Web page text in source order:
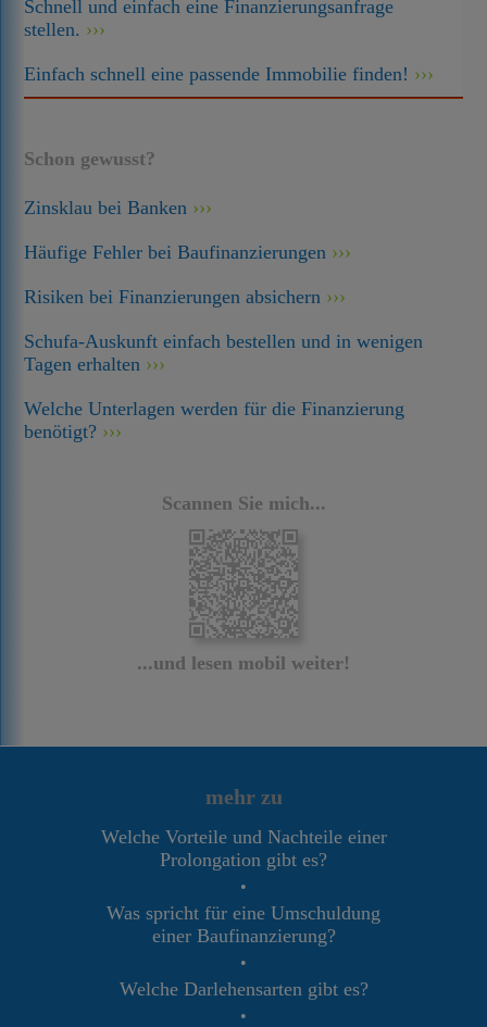
Schnell und einfach eine Finanzierungsanfrage
stellen.
Einfach schnell eine passende Immobilie finden!
Schon gewusst?
Zinsklau bei Banken
Häufige Fehler bei Baufinanzierungen
Risiken bei Finanzierungen absichern
Schufa-Auskunft einfach bestellen und in wenigen
Tagen erhalten
Welche Unterlagen werden für die Finanzierung
benötigt?
Scannen Sie mich...
...und lesen mobil weiter!
mehr zu
Welche Vorteile und Nachteile einer
Prolongation gibt es?
•
Was spricht für eine Umschuldung
einer Baufinanzierung?
•
Welche Darlehensarten gibt es?
•